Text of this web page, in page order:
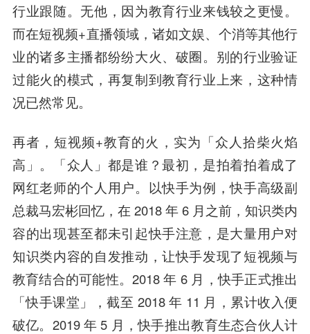
行业跟随。无他，因为教育行业来钱较之更慢。
而在短视频+直播领域，诸如文娱、个消等其他行
业的诸多主播都纷纷大火、破圈。 别的行业验证
过能火的模式，再复制到教育行业上来，这种情
况已然常见。
再者，短视频+教育的火，实为「众人拾柴火焰
高」。「众人」都是谁？最初，是拍着拍着成了
网红老师的个人用户。 以快手为例，快手高级副
总裁马宏彬回忆，在 2018 年 6 月之前，知识类内
容的出现甚至都未引起快手注意，是大量用户对
知识类内容的自发推动，让快手发现了短视频与
教育结合的可能性。2018 年 6 月，快手正式推出
「快手课堂」，截至 2018 年 11 月，累计收入便
破亿。2019 年 5 月，快手推出教育生态合伙人计